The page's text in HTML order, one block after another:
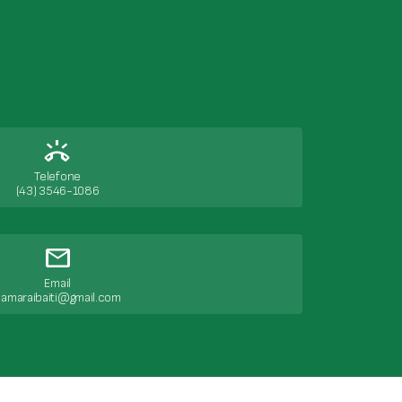
ring_volume
Telefone
(43) 3546-1086
mail
Email